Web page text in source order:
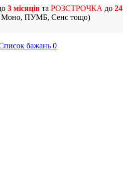
3 місяців та РОЗСТРОЧКА до 24
Моно, ПУМБ, Сенс тощо)
0